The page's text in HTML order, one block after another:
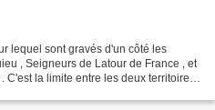
lequel sont gravés d'un côté les
, Seigneurs de Latour de France , et
la limite entre les deux territoires